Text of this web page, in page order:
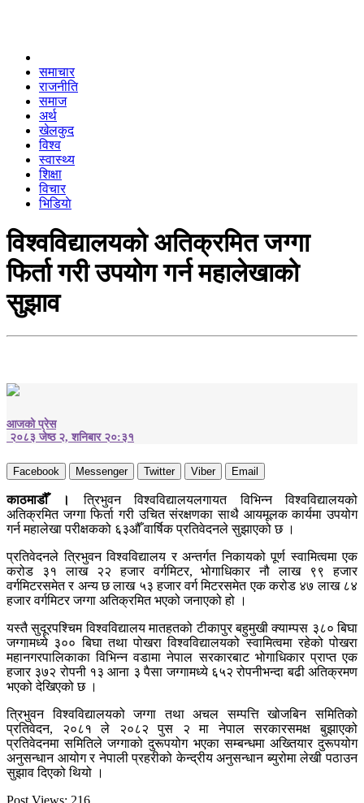
समाचार
राजनीति
समाज
अर्थ
खेलकुद
विश्व
स्वास्थ्य
शिक्षा
विचार
भिडियाे
विश्वविद्यालयको अतिक्रमित जग्गा
फिर्ता गरी उपयोग गर्न महालेखाको
सुझाव
आजको प्रेस
२०८३ जेष्ठ २, शनिबार २०:३१
Facebook Messenger Twitter Viber Email
काठमाडौँ ।
त्रिभुवन विश्वविद्यालयलगायत विभिन्न विश्वविद्यालयको
अतिक्रमित जग्गा फिर्ता गरी उचित संरक्षणका साथै आयमूलक कार्यमा उपयोग
गर्न महालेखा परीक्षकको ६३औँ वार्षिक प्रतिवेदनले सुझाएको छ ।
प्रतिवेदनले त्रिभुवन विश्वविद्यालय र अन्तर्गत निकायको पूर्ण स्वामित्वमा एक
करोड ३१ लाख २२ हजार वर्गमिटर, भोगाधिकार नौ लाख ९९ हजार
वर्गमिटरसमेत र अन्य छ लाख ५३ हजार वर्ग मिटरसमेत एक करोड ४७ लाख ८४
हजार वर्गमिटर जग्गा अतिक्रमित भएको जनाएको हो ।
यस्तै सुदूरपश्चिम विश्वविद्यालय मातहतको टीकापुर बहुमुखी क्याम्पस ३८० बिघा
जग्गामध्ये ३०० बिघा तथा पोखरा विश्वविद्यालयको स्वामित्वमा रहेको पोखरा
महानगरपालिकाका विभिन्न वडामा नेपाल सरकारबाट भोगाधिकार प्राप्त एक
हजार ३७२ रोपनी १३ आना ३ पैसा जग्गामध्ये ६५२ रोपनीभन्दा बढी अतिक्रमण
भएको देखिएको छ ।
त्रिभुवन विश्वविद्यालयको जग्गा तथा अचल सम्पत्ति खोजबिन समितिको
प्रतिवेदन, २०८१ ले २०८२ पुस २ मा नेपाल सरकारसमक्ष बुझाएको
प्रतिवेदनमा समितिले जग्गाको दुरूपयोग भएका सम्बन्धमा अख्तियार दुरूपयोग
अनुसन्धान आयोग र नेपाली प्रहरीको केन्द्रीय अनुसन्धान ब्युरोमा लेखी पठाउन
सुझाव दिएको थियो ।